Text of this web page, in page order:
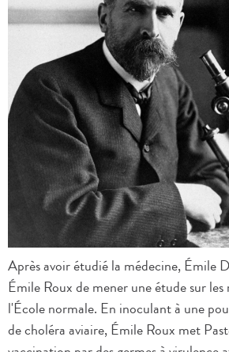
Après avoir étudié la médecine, Émile
Émile Roux de mener une étude sur les
l'École normale. En inoculant à une
de choléra aviaire, Émile Roux met